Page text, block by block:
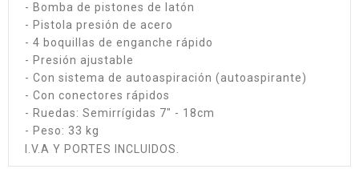
- Bomba de pistones de latón
- Pistola presión de acero
- 4 boquillas de enganche rápido
- Presión ajustable
- Con sistema de autoaspiración (autoaspirante)
- Con conectores rápidos
- Ruedas: Semirrígidas 7" - 18cm
- Peso: 33 kg
I.V.A Y PORTES INCLUIDOS.